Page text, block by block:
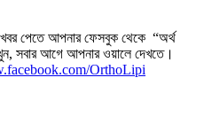
খবর পেতে আপনার ফেসবুক থেকে “অর্থ
সবার আগে আপনার ওয়ালে দেখতে।
OrthoLipi